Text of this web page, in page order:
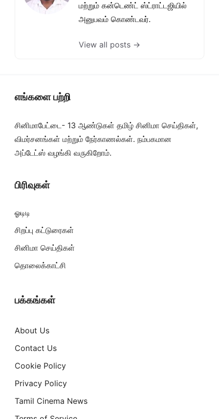
மற்றும் கன்டெண்ட் ஸ்ட்ராட்டஜியில்
அனுபவம் கொண்டவர்.
View all posts →
எங்களை பற்றி
சினிமாபேட்டை- 13 ஆண்டுகள் தமிழ் சினிமா செய்திகள்,
விமர்சனங்கள் மற்றும் நேர்காணல்கள். நம்பகமான
அப்டேட்ஸ் வழங்கி வருகிறோம்.
பிரிவுகள்
ஓடிடி
சிறப்பு கட்டுரைகள்
சினிமா செய்திகள்
தொலைக்காட்சி
பக்கங்கள்
About Us
Contact Us
Cookie Policy
Privacy Policy
Tamil Cinema News